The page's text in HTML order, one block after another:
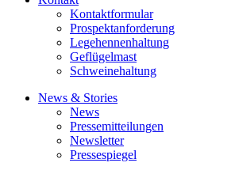
Kontaktformular
Prospektanforderung
Legehennenhaltung
Geflügelmast
Schweinehaltung
News & Stories
News
Pressemitteilungen
Newsletter
Pressespiegel